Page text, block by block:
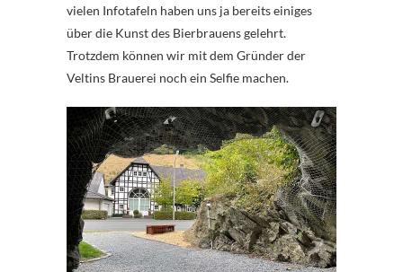
vielen Infotafeln haben uns ja bereits einiges
über die Kunst des Bierbrauens gelehrt.
Trotzdem können wir mit dem Gründer der
Veltins Brauerei noch ein Selfie machen.